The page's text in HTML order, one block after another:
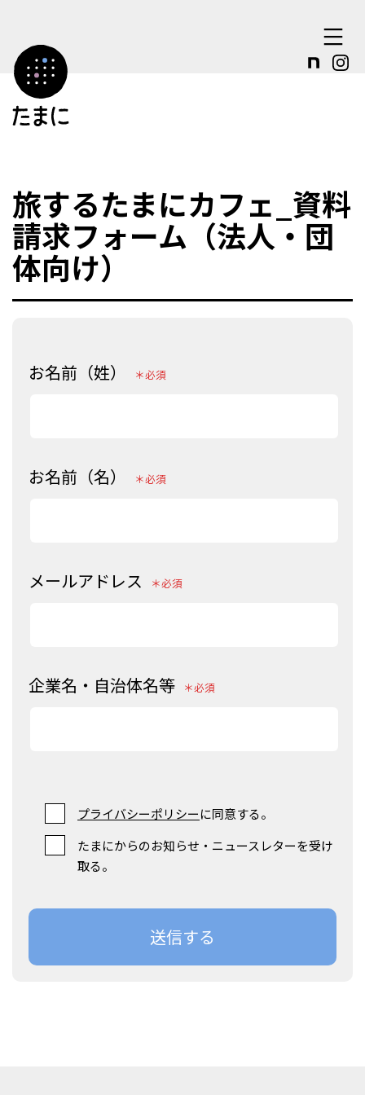
テ
ツ
キ
ッ
プ
旅するたまにカフェ_資料
請求フォーム（法人・団
体向け）
お名前（姓）
お名前（名）
メールアドレス
企業名・自治体名等
プライバシーポリシーに同意する。
たまにからのお知らせ・ニュースレターを受け
取る。